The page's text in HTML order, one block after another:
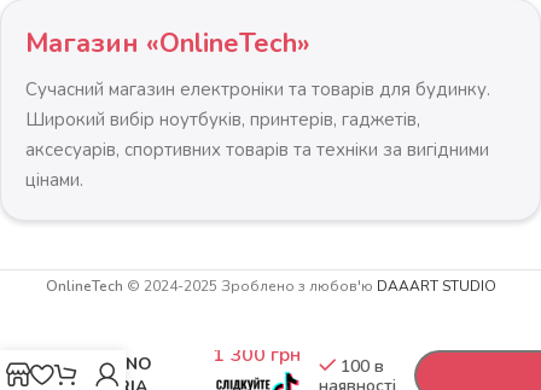
Магазин «OnlineTech»
Сучасний магазин електроніки та товарів для будинку.
Широкий вибір ноутбуків, принтерів, гаджетів,
аксесуарів, спортивних товарів та техніки за вигідними
цінами.
OnlineTech © 2024-2025 Зроблено з любов'ю DAAART STUDIO
LUGANO
1 300 грн
100 в